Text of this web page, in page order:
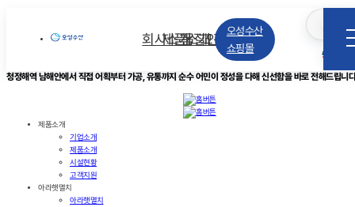
회사소개
제품소개
품질인증
고객지원
오성수산
쇼핑몰
아라햇멸치
청정해역 남해안에서 직접 어획부터 가공, 유통까지 순수 어민이 정성을 다해 신선함을 바로 전해드립니
제품소개
기업소개
제품소개
시설현황
고객지원
아라햇멸치
아라햇멸치